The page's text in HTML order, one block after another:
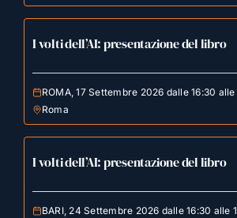
I volti dell’AI: presentazione del libro
ROMA, 17 Settembre 2026 dalle 16:30 alle
Roma
I volti dell’AI: presentazione del libro
BARI, 24 Settembre 2026 dalle 16:30 alle